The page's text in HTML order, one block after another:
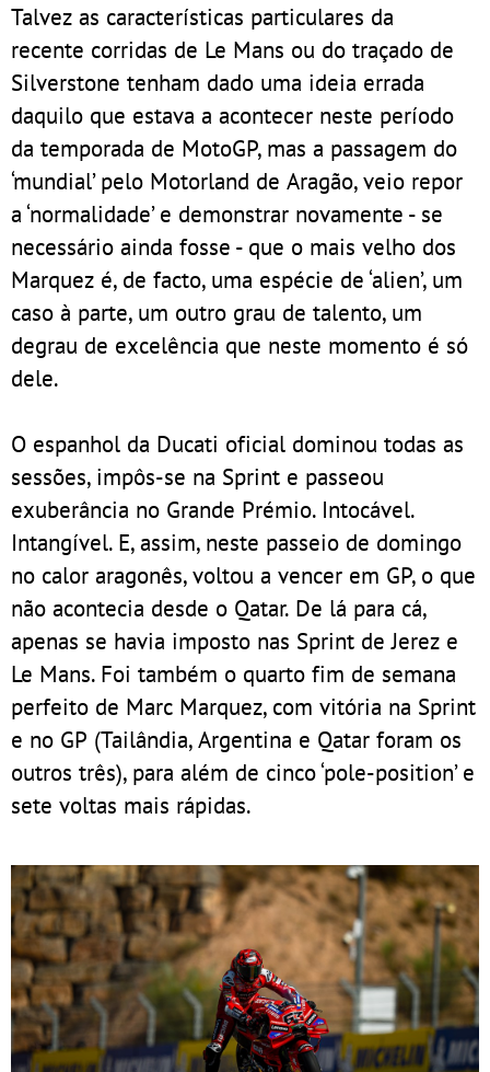
Talvez as características particulares da
recente corridas de Le Mans ou do traçado de
Silverstone tenham dado uma ideia errada
daquilo que estava a acontecer neste período
da temporada de MotoGP, mas a passagem do
‘mundial’ pelo Motorland de Aragão, veio repor
a ‘normalidade’ e demonstrar novamente - se
necessário ainda fosse - que o mais velho dos
Marquez é, de facto, uma espécie de ‘alien’, um
caso à parte, um outro grau de talento, um
degrau de excelência que neste momento é só
dele.
O espanhol da Ducati oficial dominou todas as
sessões, impôs-se na Sprint e passeou
exuberância no Grande Prémio. Intocável.
Intangível. E, assim, neste passeio de domingo
no calor aragonês, voltou a vencer em GP, o que
não acontecia desde o Qatar. De lá para cá,
apenas se havia imposto nas Sprint de Jerez e
Le Mans. Foi também o quarto fim de semana
perfeito de Marc Marquez, com vitória na Sprint
e no GP (Tailândia, Argentina e Qatar foram os
outros três), para além de cinco ‘pole-position’ e
sete voltas mais rápidas.